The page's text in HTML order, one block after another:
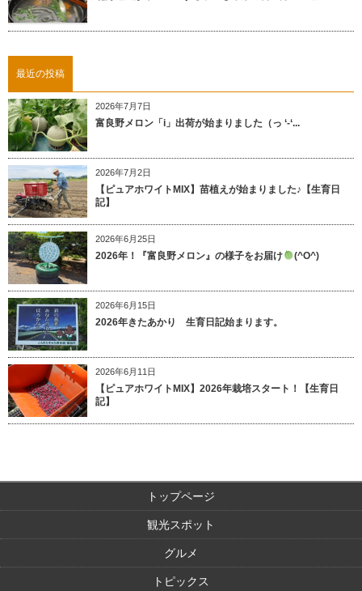
最近の投稿
2026年7月7日
富良野メロン「i」出荷が始まりました（っ ‘-‘...
2026年7月2日
【ピュアホワイトMIX】苗植えが始まりました♪【生育日
記】
2026年6月25日
2026年！『富良野メロン』の様子をお届け (^O^)
2026年6月15日
2026年きたあかり 生育日記始まります。
2026年6月11日
【ピュアホワイトMIX】2026年栽培スタート！【生育日
記】
トップページ
観光スポット
グルメ
トピックス